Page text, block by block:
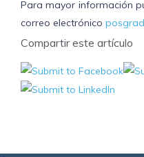
Para mayor información
correo electrónico
Compartir este artículo